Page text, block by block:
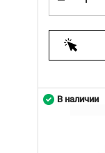
В наличии